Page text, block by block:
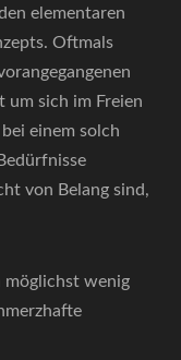
elementaren
Oftmals
um sich im Freien
einem solch
von Belang sind,
möglichst wenig